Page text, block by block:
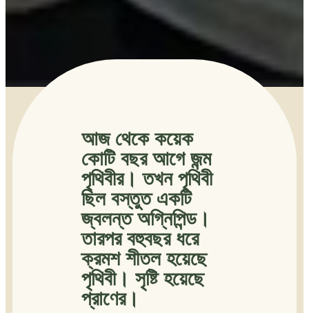
আজ থেকে কয়েক
কোটি বছর আগে জন্ম
পৃথিবীর। তখন পৃথিবী
ছিল বস্তুত একটি
জ্বলন্ত অগ্নিপিন্ড।
তারপর বহুবছর ধরে
ক্রমশ শীতল হয়েছে
পৃথিবী। সৃষ্টি হয়েছে
প্রাণের।